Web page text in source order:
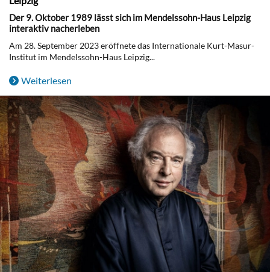
Der 9. Oktober 1989 lässt sich im Mendelssohn-Haus Leipzig
interaktiv nacherleben
Am 28. September 2023 eröffnete das Internationale Kurt-Masur-
Institut im Mendelssohn-Haus Leipzig...
Weiterlesen